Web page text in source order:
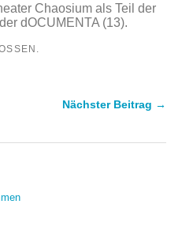
Chaosium als Teil der
dOCUMENTA (13).
Nächster Beitrag →